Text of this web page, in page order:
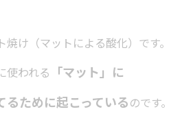
焼け（マットによる酸化）です。
使われる 「マット」に
るために起こっている のです。